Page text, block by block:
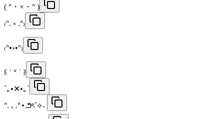
( ᐢ・×・ᐢ )
₍ᐢ. ༝ .ᐢ₎
₍ᐢ•༝•ᐢ₎
꒰ ˙ ˟ ˙ ꒱
´｡•✕•｡`
ᐢ. ₓ .ᐢ⋆౨ৎ˚⟡˖ ࣪